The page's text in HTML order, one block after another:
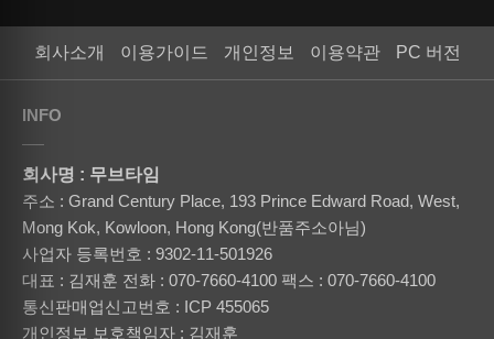
회사소개 이용가이드 개인정보 이용약관 PC 버전
INFO
회사명 : 무브타임
주소 : Grand Century Place, 193 Prince Edward Road, West,
Mong Kok, Kowloon, Hong Kong(반품주소아님)
사업자 등록번호 : 9302-11-501926
대표 : 김재훈 전화 : 070-7660-4100 팩스 : 070-7660-4100
통신판매업신고번호 : ICP 455065
개인정보 보호책임자 : 김재훈